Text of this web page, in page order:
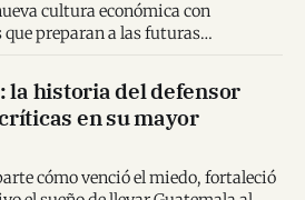
cultura económica con
preparan a las futuras
la historia del defensor
en su mayor
cómo venció el miedo, fortaleció